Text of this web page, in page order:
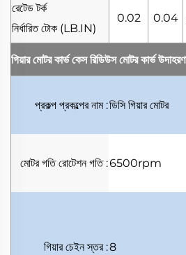
রেটেড টর্ক
নির্ধারিত টোক (LB.IN)
0.02 0.04
গিয়ার মোটর কার্ভ কেসরিডিউস মোটর কার্ভ উদাহরণ
প্রকল্প প্রকল্পের নাম :ডিসি গিয়ার মোটর
মোটর গতিরোটেশন গতি :6500rpm
গিয়ার চেইনস্তর :8